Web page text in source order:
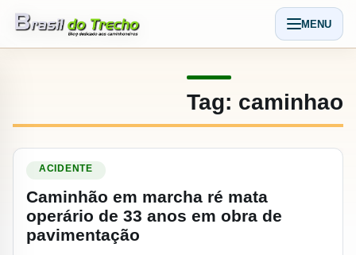
Abrir
MENU
Tag: caminhao
Ler materia: Caminhão em marcha ré mata operário de 33
ACIDENTE
Caminhão em marcha ré mata
operário de 33 anos em obra de
pavimentação